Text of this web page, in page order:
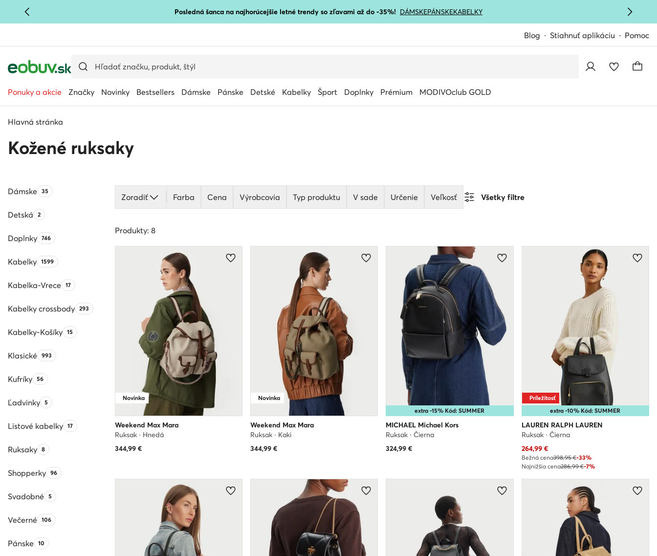
PREJSŤ NA HLAVNÝ OBSAH Posledná šanca na najhorúcejšie letné trendy so zľavami až do -35%! DÁMSKEPÁNSKEKABELKY
Blog Stiahnuť aplikáciu Pomoc
Ponuky a akcie Značky Novinky Bestsellers Dámske Pánske Detské Kabelky Šport Doplnky Prémium MODIVOclub GOLD
Hlavná stránka
Kožené ruksaky
DámskePočet produktov:
35
DetskáPočet produktov:
2
DoplnkyPočet produktov:
746
KabelkyPočet produktov:
1599
Kabelka-VrecePočet produktov:
17
Kabelky crossbodyPočet produktov:
293
Kabelky-KošíkyPočet produktov:
15
KlasickéPočet produktov:
993
KufríkyPočet produktov:
56
ĽadvinkyPočet produktov:
5
Listové kabelkyPočet produktov:
17
RuksakyPočet produktov:
8
ShopperkyPočet produktov:
96
SvadobnéPočet produktov:
5
VečernéPočet produktov:
106
PánskePočet produktov:
10
Zoradiť Farba Cena Výrobcovia Typ produktu V sade Určenie Veľkosť Všetky filtre
Produkty: 8
Novinka
Weekend Max Mara
Ruksak · Hnedá
344,99€
Novinka
Weekend Max Mara
Ruksak · Kaki
344,99€
extra -15% Kód: SUMMER
MICHAEL Michael Kors
Ruksak · Čierna
324,99 €
extra -10% Kód: SUMMER
Príležitosť
LAUREN RALPH LAUREN
Ruksak · Čierna
Aktuálna cena
264,99€
Bežná cena398,95 €-33%
Najnižšia cena286,99 €-7%